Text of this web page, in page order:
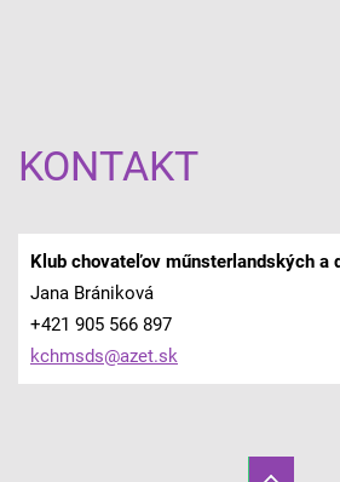
KONTAKT
Klub chovateľov műnsterlandských a
Jana Brániková
+421 905 566 897
kchmsds@azet.sk